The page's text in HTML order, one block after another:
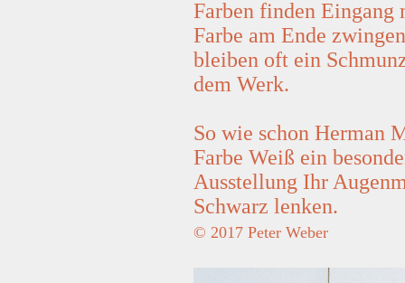
Farben finden Eingang
Farbe am Ende
bleiben oft ein
dem Werk.
So wie schon Herman
Farbe Weiß ein
Ausstellung Ihr
Schwarz lenken.
© 2017 Peter Weber